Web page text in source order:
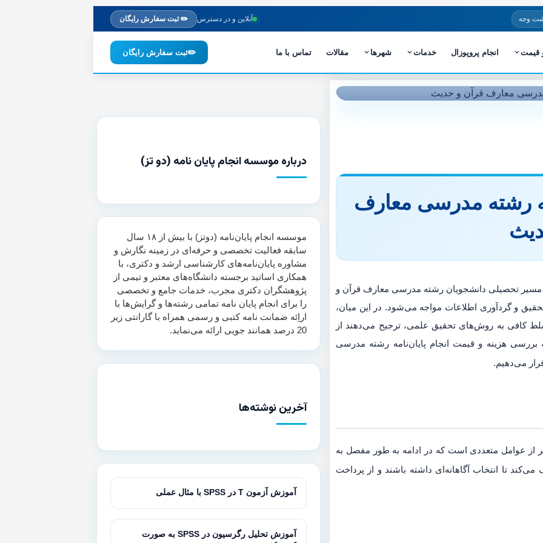
وجه آنلاین و در دسترس ✏️ ثبت سفارش رایگان
قیمت انجام پروپوزال خدمات شهرها مقالات تماس با ما ✏️ثبت سفارش رایگان
رشته مدرسی معارف
تحصیلی دانشجویان رشته مدرسی معارف قرآن و
و گردآوری اطلاعات مواجه می‌شود. در این میان،
کافی به روش‌های تحقیق علمی، ترجیح می‌دهند از
بررسی هزینه و قیمت انجام پایان‌نامه رشته مدرسی
می‌دهیم.
عوامل متعددی است که در ادامه به طور مفصل به
تا انتخاب آگاهانه‌ای داشته باشند و از پرداخت
درباره موسسه انجام پایان نامه (دو تز)
موسسه انجام پایان‌نامه (دوتز) با بیش از ۱۸ سال
سابقه فعالیت تخصصی و حرفه‌ای در زمینه نگارش و
مشاوره پایان‌نامه‌های کارشناسی ارشد و دکتری، با
همکاری اساتید برجسته دانشگاه‌های معتبر و تیمی از
پژوهشگران دکتری مجرب، خدمات جامع و تخصصی
را برای انجام پایان نامه تمامی رشته‌ها و گرایش‌ها با
اراِئه ضمانت نامه کتبی و رسمی همراه با گارانتی زیر
20 درصد همانند جویی ارائه می‌نماید.
آخرین نوشته‌ها
آموزش آزمون T در SPSS با مثال عملی
آموزش تحلیل رگرسیون در SPSS به صورت